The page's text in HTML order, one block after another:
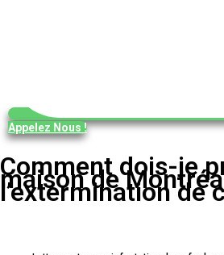
Appelez Nous !
Comment dois-je
maison de
l’extermination de